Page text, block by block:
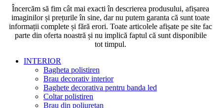
Încercăm să fim cât mai exacti în descrierea produsului, afișarea
imaginilor și prețurile în sine, dar nu putem garanta că sunt toate
informații complete și fără erori. Toate articolele afișate pe site fac
parte din oferta noastră și nu implică faptul că sunt disponibile
tot timpul.
INTERIOR
Bagheta polistiren
Brau decorativ interior
Baghete decorativa pentru banda led
Coltar polistiren
Brau din poliuretan